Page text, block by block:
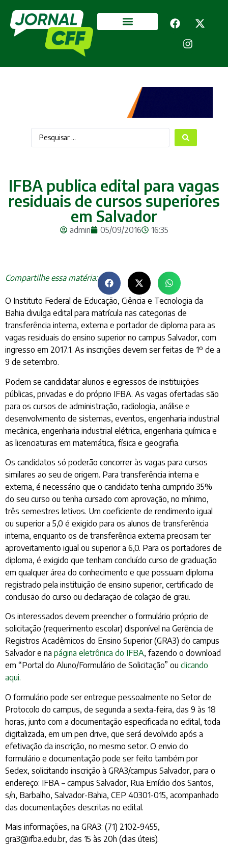
IFBA publica edital para vagas
residuais de cursos superiores
em Salvador
admin 05/09/2016 16:35
Compartilhe essa matéria:
O Instituto Federal de Educação, Ciência e Tecnologia da
Bahia divulga edital para matrícula nas categorias de
transferência interna, externa e portador de diploma para as
vagas residuais do ensino superior no campus Salvador, com
ingresso em 2017.1. As inscrições devem ser feitas de 1º de a
9 de setembro.
Podem se candidatar alunos e egressos de instituições
públicas, privadas e do próprio IFBA. As vagas ofertadas são
para os cursos de administração, radiologia, análise e
desenvolvimento de sistemas, eventos, engenharia industrial
mecânica, engenharia industrial elétrica, engenharia química e
as licenciaturas em matemática, física e geografia.
Os candidatos só poderão concorrer às vagas para cursos
similares ao seu de origem. Para transferência interna e
externa, é necessário que o candidato tenha cumprido 35%
do seu curso ou tenha cursado com aprovação, no mínimo,
três semestres letivos. Um coeficiente de rendimento igual
ou superior a 5,0 é exigido para os alunos de transferência
interna, enquanto os de transferência externa precisam ter
aproveitamento igual ou superior a 6,0. Para os portadores de
diploma, é exigido que tenham concluído curso de graduação
em qualquer área do conhecimento e que possuam diploma
registrado pela instituição de ensino superior, certificado de
conclusão do curso ou declaração de colação de grau.
Os interessados devem preencher o formulário próprio de
solicitação (requerimento escolar) disponível na Gerência de
Registros Acadêmicos do Ensino Superior (GRA3) do campus
Salvador e na página eletrônica do IFBA, fazendo o download
em “Portal do Aluno/Formulário de Solicitação” ou clicando
aqui.
O formulário pode ser entregue pessoalmente no Setor de
Protocolo do campus, de segunda a sexta-feira, das 9 às 18
horas, junto com a documentação especificada no edital, toda
digitalizada, em um pen drive, que será devolvido após a
efetivação da inscrição, no mesmo setor. O envio do
formulário e documentação pode ser feito também por
Sedex, solicitando inscrição à GRA3/campus Salvador, para o
endereço: IFBA – campus Salvador, Rua Emídio dos Santos,
s/n, Barbalho, Salvador-Bahia, CEP 40301-015, acompanhado
das documentações descritas no edital.
Mais informações, na GRA3: (71) 2102-9455,
gra3@ifba.edu.br, das 15 às 20h (dias úteis).